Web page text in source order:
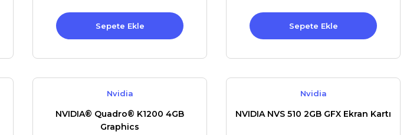
Sepete Ekle Sepete Ekle
Nvidia
NVIDIA® Quadro® K1200 4GB
Graphics
Nvidia
NVIDIA NVS 510 2GB GFX Ekran Kartı